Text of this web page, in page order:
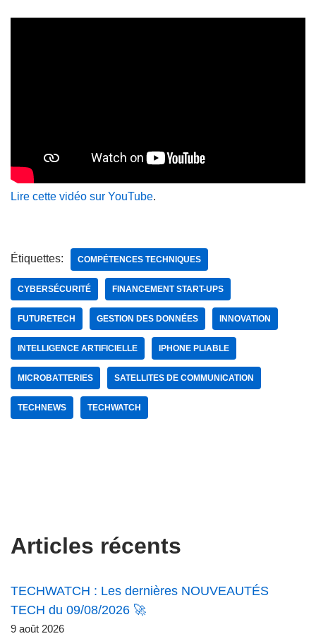
Lire cette vidéo sur YouTube.
Étiquettes: COMPÉTENCES TECHNIQUES
CYBERSÉCURITÉ FINANCEMENT START-UPS
FUTURETECH GESTION DES DONNÉES INNOVATION
INTELLIGENCE ARTIFICIELLE IPHONE PLIABLE
MICROBATTERIES SATELLITES DE COMMUNICATION
TECHNEWS TECHWATCH
Articles récents
TECHWATCH : Les dernières NOUVEAUTÉS
TECH du 09/08/2026 🚀
9 août 2026